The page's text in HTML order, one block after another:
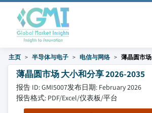
主页 半导体与电子 电信与网络 薄晶圆市场
薄晶圆市场 大小和分享 2026-2035
报告 ID: GMI5007发布日期: February 2026
报告格式: PDF/Excel/仪表板/平台